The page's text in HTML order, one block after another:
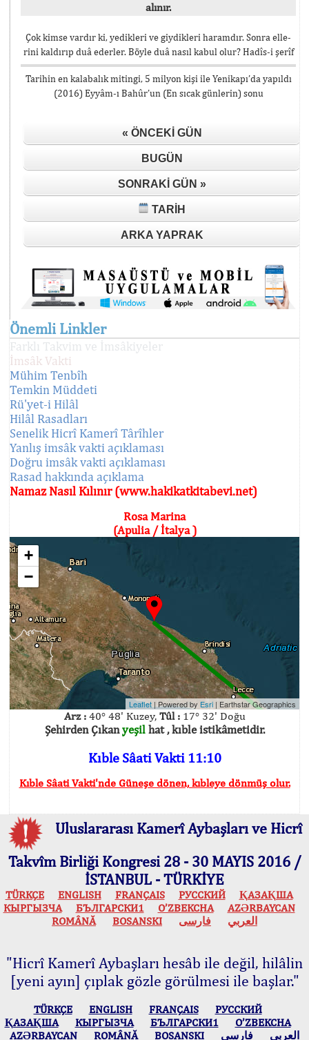
alınır.
Çok kimse vardır ki, yedikleri ve giydikleri haramdır. Sonra elle-
rini kaldırıp duâ ederler. Böyle duâ nasıl kabul olur? Hadîs-i şerîf
Tarihin en kalabalık mitingi, 5 milyon kişi ile Yenikapı’da yapıldı
(2016) Eyyâm-ı Bahûr’un (En sıcak günlerin) sonu
« ÖNCEKI GÜN
BUGÜN
SONRAKI GÜN »
TARIH
ARKA YAPRAK
Önemli Linkler
Farklı Takvim ve İmsâkiyeler
İmsâk Vakti
Mühim Tenbîh
Temkin Müddeti
Rü'yet-i Hilâl
Hilâl Rasadları
Senelik Hicrî Kamerî Târîhler
Yanlış imsâk vakti açıklaması
Doğru imsâk vakti açıklaması
Rasad hakkında açıklama
Namaz Nasıl Kılınır (www.hakikatkitabevi.net)
Rosa Marina
(Apulia / İtalya )
+
−
Leaflet | Powered by Esri | Earthstar Geographics
Arz :40° 48' Kuzey, Tûl :17° 32' Doğu
Şehirden Çıkanyeşilhat , kıble istikâmetidir.
Kıble Sâati Vakti 11:10
Kıble Sâati Vakti'nde Güneşe dönen, kıbleye dönmüş olur.
Uluslararası Kamerî Aybaşları ve Hicrî
Takvîm Birliği Kongresi 28 - 30 MAYIS 2016 /
İSTANBUL - TÜRKİYE
TÜRKÇE ENGLISH FRANÇAIS РУССКИЙ
ҚАЗАҚША
КЫPГЫЗЧA
БЪЛГАРСКИ1 O’ZBEKCHA
AZӘRBAYCAN
ROMÂNĂ
BOSANSKI العربي فارسی
"Hicrî Kamerî Aybaşları hesâb ile değil, hilâlin
[yeni ayın] çıplak gözle görülmesi ile başlar."
TÜRKÇE ENGLISH FRANÇAIS
РУССКИЙ
ҚАЗАҚША
КЫPГЫЗЧA БЪЛГАРСКИ1
O’ZBEKCHA
AZӘRBAYCAN
ROMÂNĂ BOSANSKI العربي فارسی